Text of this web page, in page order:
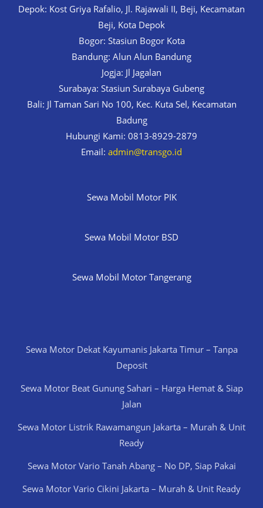
Depok: Kost Griya Rafalio, Jl. Rajawali II, Beji, Kecamatan
Beji, Kota Depok
Bogor: Stasiun Bogor Kota
Bandung: Alun Alun Bandung
Jogja: Jl Jagalan
Surabaya: Stasiun Surabaya Gubeng
Bali: Jl Taman Sari No 100, Kec. Kuta Sel, Kecamatan
Badung
Hubungi Kami: 0813-8929-2879
Email: admin@transgo.id
Sewa Mobil Motor PIK
Sewa Mobil Motor BSD
Sewa Mobil Motor Tangerang
Sewa Motor Dekat Kayumanis Jakarta Timur – Tanpa
Deposit
Sewa Motor Beat Gunung Sahari – Harga Hemat & Siap
Jalan
Sewa Motor Listrik Rawamangun Jakarta – Murah & Unit
Ready
Sewa Motor Vario Tanah Abang – No DP, Siap Pakai
Sewa Motor Vario Cikini Jakarta – Murah & Unit Ready